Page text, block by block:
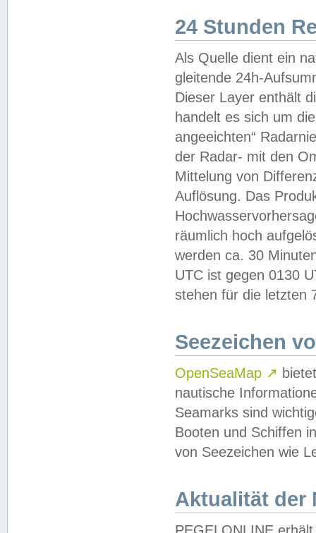
24 Stunden
Als Quelle dient ein
gleitende 24h-
Dieser Layer enthält
handelt es sich um
angeeichten“
der Radar- mit den
Mittelung von
Auflösung. Das
räumlich hoch
werden ca. 30
UTC ist gegen 0130
stehen für die letzten
Seezeichen
OpenSeaMap ↗
nautische
Seamarks sind
Booten und Schiffen
von Seezeichen wie
Aktualität der